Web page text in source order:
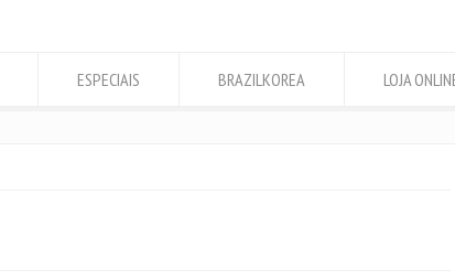
ESPECIAIS BRAZILKOREA LOJA